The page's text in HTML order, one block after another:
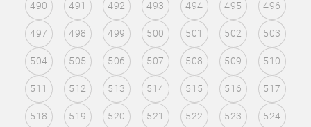
490 491 492 493 494 495 496
497 498 499 500 501 502 503
504 505 506 507 508 509 510
511 512 513 514 515 516 517
518 519 520 521 522 523 524